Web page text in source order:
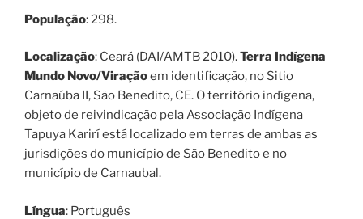
População: 298.
Localização: Ceará (DAI/AMTB 2010).Terra Indígena
Mundo Novo/Viraçãoem identificação, no Sitio
Carnaúba II, São Benedito, CE. O território indígena,
objeto de reivindicação pela Associação Indígena
Tapuya Karirí está localizado em terras de ambas as
jurisdições do município de São Benedito e no
município de Carnaubal.
Língua: Português